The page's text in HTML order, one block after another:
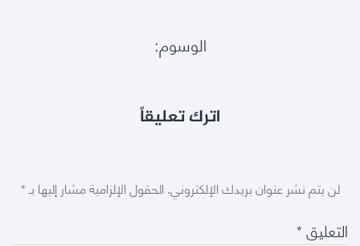
الوسوم:
اترك تعليقاً
لن يتم نشر عنوان بريدك الإلكتروني.الحقول الإلزامية مشار إليها بـ*
التعليق*